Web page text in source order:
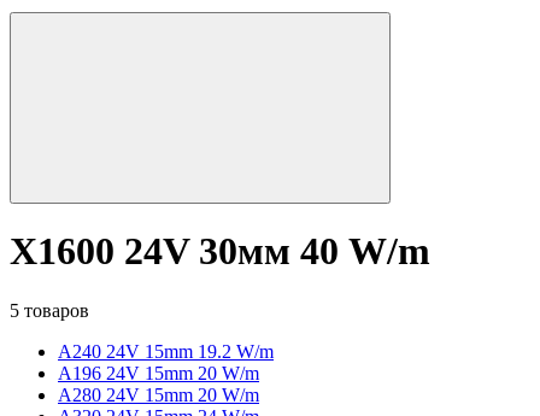
X1600 24V 30мм 40 W/m
5 товаров
A240 24V 15mm 19.2 W/m
A196 24V 15mm 20 W/m
A280 24V 15mm 20 W/m